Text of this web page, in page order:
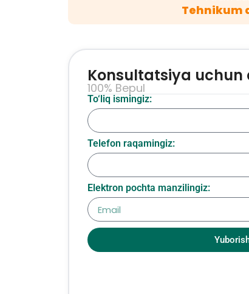
Tehnikum
To‘liq ismingiz:
Telefon raqamingiz:
Elektron pochta manzilingiz:
Konsultatsiya uchun
100% Bepul